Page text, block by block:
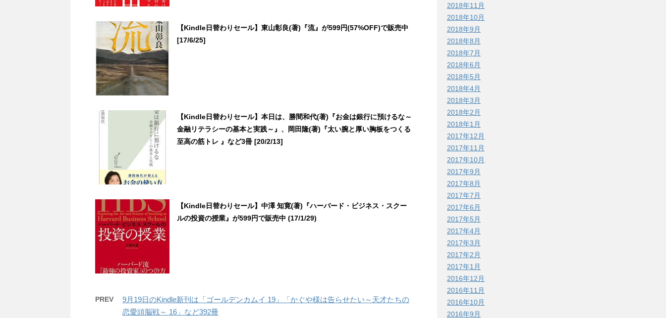
【Kindle日替わりセール】東山彰良(著)『流』が599円(57%OFF)で販売中
[17/6/25]
【Kindle日替わりセール】本日は、勝間和代(著)『お金は銀行に預けるな～
金融リテラシーの基本と実践～』、岡田隆(著)『太い腕と厚い胸板をつくる
至高の筋トレ 』など3冊 [20/2/13]
【Kindle日替わりセール】中澤 知寛(著)『ハーバード・ビジネス・スクー
ルの投資の授業』が599円で販売中 (17/1/29)
PREV
9月19日のKindle新刊は「ゴールデンカムイ 19」「かぐや様は告らせたい～天才たちの
恋愛頭脳戦～ 16」など392冊
2018年11月
2018年10月
2018年9月
2018年8月
2018年7月
2018年6月
2018年5月
2018年4月
2018年3月
2018年2月
2018年1月
2017年12月
2017年11月
2017年10月
2017年9月
2017年8月
2017年7月
2017年6月
2017年5月
2017年4月
2017年3月
2017年2月
2017年1月
2016年12月
2016年11月
2016年10月
2016年9月